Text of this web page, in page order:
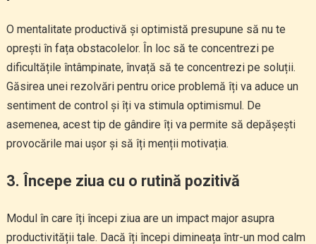
O mentalitate productivă și optimistă presupune să nu te
oprești în fața obstacolelor. În loc să te concentrezi pe
dificultățile întâmpinate, învață să te concentrezi pe soluții.
Găsirea unei rezolvări pentru orice problemă îți va aduce un
sentiment de control și îți va stimula optimismul. De
asemenea, acest tip de gândire îți va permite să depășești
provocările mai ușor și să îți menții motivația.
3. Începe ziua cu o rutină pozitivă
Modul în care îți începi ziua are un impact major asupra
productivității tale. Dacă îți începi dimineața într-un mod calm